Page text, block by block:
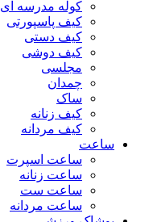
کوله مدرسه ای
کیف پاسپورتی
کیف دستی
کیف دوشی
مجلسی
چمدان
ساک
کیف زنانه
کیف مردانه
ساعت
ساعت اسپرت
ساعت زنانه
ساعت ست
ساعت مردانه